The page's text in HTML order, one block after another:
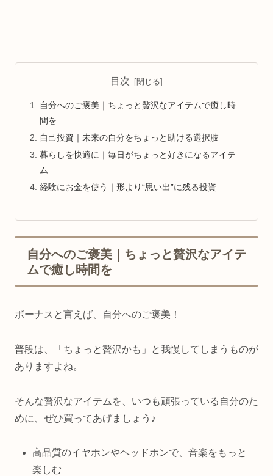
目次
自分へのご褒美｜ちょっと贅沢なアイテムで癒し時
間を
自己投資｜未来の自分をちょっと助ける選択肢
暮らしを快適に｜毎日がちょっと好きになるアイテ
ム
経験にお金を使う｜形より“思い出”に残る投資
自分へのご褒美｜ちょっと贅沢なアイテ
ムで癒し時間を
ボーナスと言えば、自分へのご褒美！
普段は、「ちょっと贅沢かも」と我慢してしまうものが
ありますよね。
そんな贅沢なアイテムを、いつも頑張っている自分のた
めに、ぜひ買ってあげましょう♪
高品質のイヤホンやヘッドホンで、音楽をもっと
楽しむ